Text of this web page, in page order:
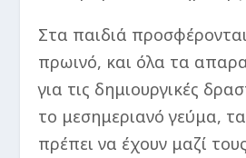
Στα παιδιά
πρωινό, και όλα τα
για τις δημιουργικές
το μεσημεριανό γεύμα,
πρέπει να έχουν μαζί